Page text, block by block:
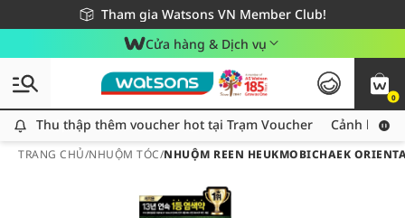
Tham gia Watsons VN Member Club!
Miễn phí giao hàng cho đơn hàng từ 249,000Đ
Giao hàng nhanh 24h - Áp dụng khu vực TP. Hồ Chí Minh
Cửa hàng & Dịch vụ
0
Thu thập thêm voucher hot tại Trạm Voucher
Thu thập thêm voucher hot tại Trạm Voucher Cảnh báo
TRANG CHỦ/NHUỘM TÓC/NHUỘM REEN HEUKMOBICHAEK